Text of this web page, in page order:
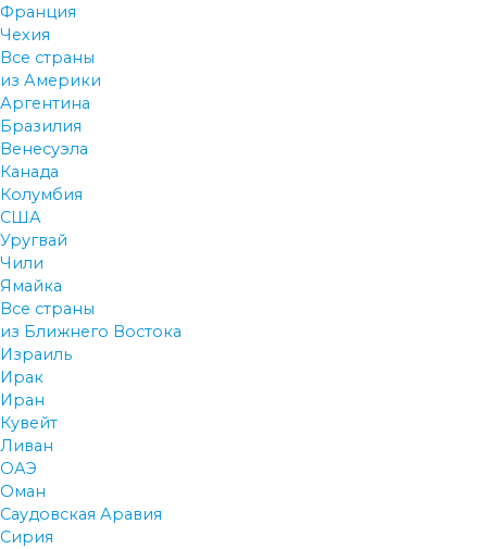
Франция
Чехия
Все страны
из Америки
Аргентина
Бразилия
Венесуэла
Канада
Колумбия
США
Уругвай
Чили
Ямайка
Все страны
из Ближнего Востока
Израиль
Ирак
Иран
Кувейт
Ливан
ОАЭ
Оман
Саудовская Аравия
Сирия